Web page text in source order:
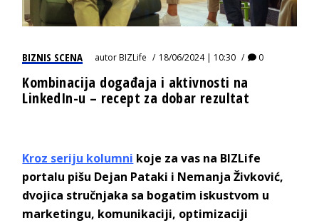
BIZNIS SCENA autorBIZLife 18/06/2024 | 10:30 0
Kombinacija događaja i aktivnosti na
LinkedIn-u – recept za dobar rezultat
Kroz seriju kolumni koje za vas na BIZLife
portalu pišu Dejan Pataki i Nemanja Živković,
dvojica stručnjaka sa bogatim iskustvom u
marketingu, komunikaciji, optimizaciji